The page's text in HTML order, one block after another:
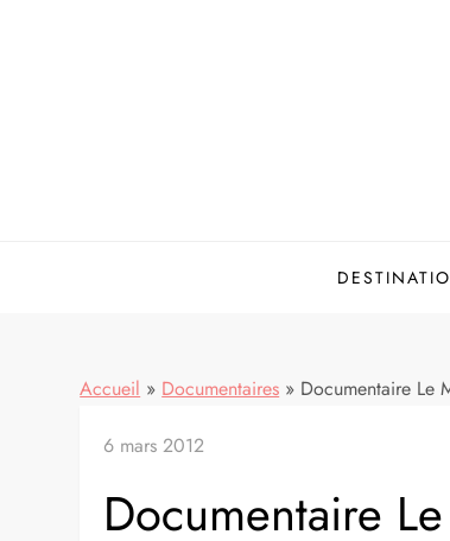
Accueil » Documentaires » Documentaire Le
6 mars 2012
Documentaire